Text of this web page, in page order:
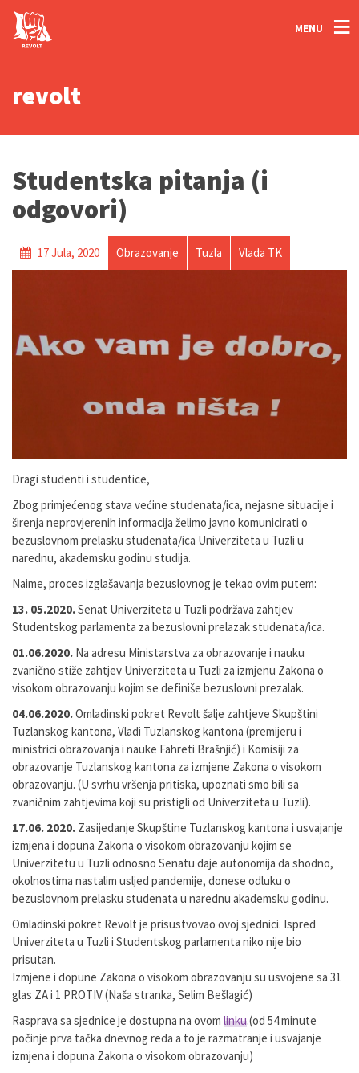
MENU
revolt
Studentska pitanja (i
odgovori)
17 Jula, 2020 Obrazovanje Tuzla Vlada TK
Dragi studenti i studentice,
Zbog primjećenog stava većine studenata/ica, nejasne situacije i
širenja neprovjerenih informacija želimo javno komunicirati o
bezuslovnom prelasku studenata/ica Univerziteta u Tuzli u
narednu, akademsku godinu studija.
Naime, proces izglašavanja bezuslovnog je tekao ovim putem:
13. 05.2020.Senat Univerziteta u Tuzli podržava zahtjev
Studentskog parlamenta za bezuslovni prelazak studenata/ica.
01.06.2020. Na adresu Ministarstva za obrazovanje i nauku
zvanično stiže zahtjev Univerziteta u Tuzli za izmjenu Zakona o
visokom obrazovanju kojim se definiše bezuslovni prezalak.
04.06.2020.Omladinski pokret Revolt šalje zahtjeve Skupštini
Tuzlanskog kantona, Vladi Tuzlanskog kantona (premijeru i
ministrici obrazovanja i nauke Fahreti Brašnjić) i Komisiji za
obrazovanje Tuzlanskog kantona za izmjene Zakona o visokom
obrazovanju. (U svrhu vršenja pritiska, upoznati smo bili sa
zvaničnim zahtjevima koji su pristigli od Univerziteta u Tuzli).
17.06. 2020. Zasijedanje Skupštine Tuzlanskog kantona i usvajanje
izmjena i dopuna Zakona o visokom obrazovanju kojim se
Univerzitetu u Tuzli odnosno Senatu daje autonomija da shodno,
okolnostima nastalim usljed pandemije, donese odluku o
bezuslovnom prelasku studenata u narednu akademsku godinu.
Omladinski pokret Revolt je prisustvovao ovoj sjednici. Ispred
Univerziteta u Tuzli i Studentskog parlamenta niko nije bio
prisutan.
Izmjene i dopune Zakona o visokom obrazovanju su usvojene sa 31
glas ZA i 1 PROTIV (Naša stranka, Selim Bešlagić)
Rasprava sa sjednice je dostupna na ovom linku.(od 54.minute
počinje prva tačka dnevnog reda a to je razmatranje i usvajanje
izmjena i dopuna Zakona o visokom obrazovanju)